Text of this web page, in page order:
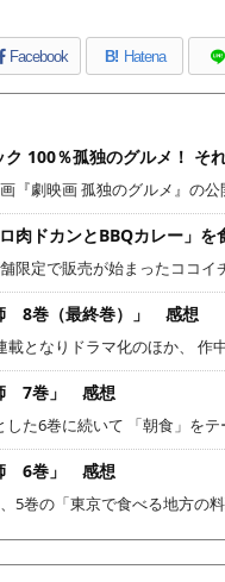
Facebook B! Hatena
ク 100％孤独のグルメ！ そ
『劇映画 孤独のグルメ』の公
肉ドカンとBBQカレー」を
限定で販売が始まったココイ
8巻（最終巻）」 感想
載となりドラマ化のほか、 作
7巻」 感想
した6巻に続いて 「朝食」を
6巻」 感想
5巻の「東京で食べる地方の